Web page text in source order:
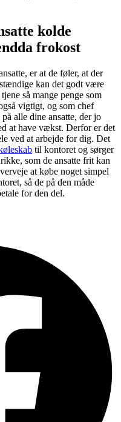
kolde
frokost
er at de føler, at der
kan det godt være
så mange penge som
vigtigt, og som chef
alle dine ansatte, der jo
at have vækst. Derfor er det
ved at arbejde for dig. Det
til kontoret og sørger
som de ansatte frit kan
at købe noget simpel
så de på den måde
for den del.